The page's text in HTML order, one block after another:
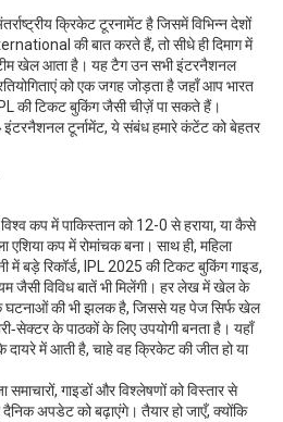
क्रिकेट टूरनामेंट है जिसमें विभिन्न देशों
की बात करते हैं, तो सीधे ही दिमाग में
खेलआता है। यह टैग उन सभीइंटरनैशनल
को एक जगह जोड़ता है जहाँ आप भारत
की टिकट बुकिंग जैसी चीज़ें पा सकते हैं।
टूर्नामेंट, ये संबंध हमारे कंटेंट को बेहतर
कप में पाकिस्तान को 12-0 से हराया, या कैसे
कप में रोमांचक बना। साथ ही, महिला
में बड़े रिकॉर्ड, IPL 2025 की टिकट बुकिंग गाइड,
जैसी विविध बातें भी मिलेंगी। हर लेख में खेल के
घटनाओं की भी झलक है, जिससे यह पेज सिर्फ खेल
के पाठकों के लिए उपयोगी बनता है। यहाँ
दायरे में आती है, चाहे वह क्रिकेट की जीत हो या
गाइडों और विश्लेषणों को विस्तार से
अपडेट को बढ़ाएंगे। तैयार हो जाएँ, क्योंकि